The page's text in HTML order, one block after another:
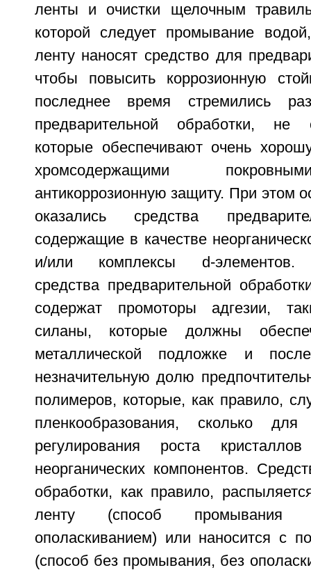
ленты и очистки щелочным
которой следует промывание
ленту наносят средство для
чтобы повысить коррозионную
последнее время стремились
предварительной обработки,
которые обеспечивают очень
хромсодержащими
антикоррозионную защиту. При этом
оказались средства
содержащие в качестве
и/или комплексы d-элементов.
средства предварительной
содержат промоторы адгезии,
силаны, которые должны
металлической подложке и
незначительную долю
полимеров, которые, как правило,
пленкообразования, сколько для
регулирования роста
неорганических компонентов.
обработки, как правило,
ленту (способ промывания
ополаскиванием) или наносится с
(способ без промывания, без